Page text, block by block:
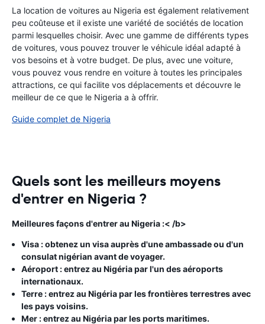
La location de voitures au Nigeria est également relativement
peu coûteuse et il existe une variété de sociétés de location
parmi lesquelles choisir. Avec une gamme de différents types
de voitures, vous pouvez trouver le véhicule idéal adapté à
vos besoins et à votre budget. De plus, avec une voiture,
vous pouvez vous rendre en voiture à toutes les principales
attractions, ce qui facilite vos déplacements et découvre le
meilleur de ce que le Nigeria a à offrir.
Guide complet de Nigeria
Quels sont les meilleurs moyens
d'entrer en Nigeria ?
Meilleures façons d'entrer au Nigeria :< /b>
Visa : obtenez un visa auprès d'une ambassade ou d'un
consulat nigérian avant de voyager.
Aéroport : entrez au Nigéria par l'un des aéroports
internationaux.
Terre : entrez au Nigéria par les frontières terrestres avec
les pays voisins.
Mer : entrez au Nigéria par les ports maritimes.